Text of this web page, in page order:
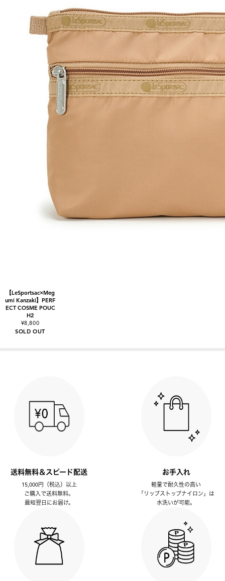
【LeSportsac×Meg
umi Kanzaki】PERF
ECT COSME POUC
H2
¥8,800
SOLD OUT
送料無料＆スピード配送
15,000円（税込）以上
ご購入で送料無料。
最短翌日にお届け。
お手入れ
軽量で耐久性の高い
「リップストップナイロン」は
水洗いが可能。